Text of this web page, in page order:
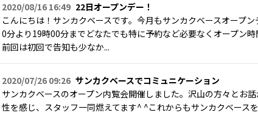
2020/08/16 16:49 22日オープンデー！
こんにちは！サンカクベースです。今月もサンカクベースオー
0分より19時00分までどなたでも特に予約など必要なくオープン時
前回は初回で告知も少なか...
2020/07/26 09:26 サンカクベースでコミュニケーション
サンカクベースのオープン内覧会開催しました。沢山の方々とお
性を感じ、スタッフ一同燃えてます^ ^これからもサンカクベース